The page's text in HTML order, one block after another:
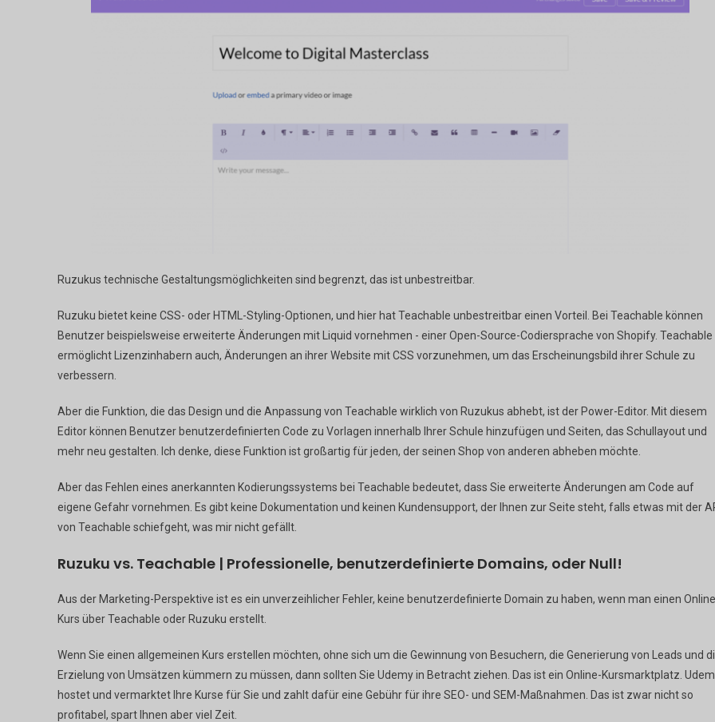
Ruzukus technische Gestaltungsmöglichkeiten sind begrenzt, das ist unbestreitbar.
Ruzuku bietet keine CSS- oder HTML-Styling-Optionen, und hier hat Teachable unbestreitbar einen Vorteil. Bei Teachable können
Benutzer beispielsweise erweiterte Änderungen mit Liquid vornehmen - einer Open-Source-Codiersprache von Shopify. Teachable
ermöglicht Lizenzinhabern auch, Änderungen an ihrer Website mit CSS vorzunehmen, um das Erscheinungsbild ihrer Schule zu
verbessern.
Aber die Funktion, die das Design und die Anpassung von Teachable wirklich von Ruzukus abhebt, ist der Power-Editor. Mit diesem
Editor können Benutzer benutzerdefinierten Code zu Vorlagen innerhalb Ihrer Schule hinzufügen und Seiten, das Schullayout und
mehr neu gestalten. Ich denke, diese Funktion ist großartig für jeden, der seinen Shop von anderen abheben möchte.
Aber das Fehlen eines anerkannten Kodierungssystems bei Teachable bedeutet, dass Sie erweiterte Änderungen am Code auf
eigene Gefahr vornehmen. Es gibt keine Dokumentation und keinen Kundensupport, der Ihnen zur Seite steht, falls etwas mit der
von Teachable schiefgeht, was mir nicht gefällt.
Ruzuku vs. Teachable | Professionelle, benutzerdefinierte Domains, oder Null!
Aus der Marketing-Perspektive ist es ein unverzeihlicher Fehler, keine benutzerdefinierte Domain zu haben, wenn man einen
Kurs über Teachable oder Ruzuku erstellt.
Wenn Sie einen allgemeinen Kurs erstellen möchten, ohne sich um die Gewinnung von Besuchern, die Generierung von Leads und
Erzielung von Umsätzen kümmern zu müssen, dann sollten Sie Udemy in Betracht ziehen. Das ist ein Online-Kursmarktplatz.
hostet und vermarktet Ihre Kurse für Sie und zahlt dafür eine Gebühr für ihre SEO- und SEM-Maßnahmen. Das ist zwar nicht so
profitabel, spart Ihnen aber viel Zeit.